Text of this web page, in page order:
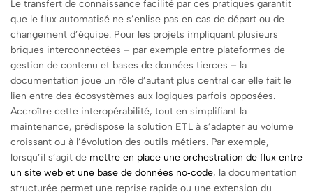
Le transfert de connaissance facilité par ces pratiques garantit
que le flux automatisé ne s’enlise pas en cas de départ ou de
changement d’équipe. Pour les projets impliquant plusieurs
briques interconnectées – par exemple entre plateformes de
gestion de contenu et bases de données tierces – la
documentation joue un rôle d’autant plus central car elle fait le
lien entre des écosystèmes aux logiques parfois opposées.
Accroître cette interopérabilité, tout en simplifiant la
maintenance, prédispose la solution ETL à s’adapter au volume
croissant ou à l’évolution des outils métiers. Par exemple,
lorsqu’il s’agit de mettre en place une orchestration de flux entre
un site web et une base de données no‑code, la documentation
structurée permet une reprise rapide ou une extension du